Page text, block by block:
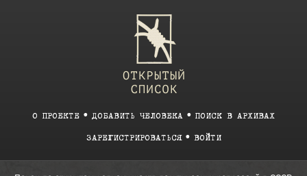
О ПРОЕКТЕ ДОБАВИТЬ ЧЕЛОВЕКА ПОИСК В АРХИВАХ
ЗАРЕГИСТРИРОВАТЬСЯ ВОЙТИ